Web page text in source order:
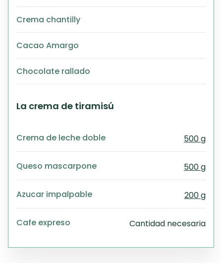
Crema chantilly
Cacao Amargo
Chocolate rallado
La crema de tiramisú
Crema de leche doble 500 g
Queso mascarpone 500 g
Azucar impalpable 200 g
Cafe expreso Cantidad necesaria